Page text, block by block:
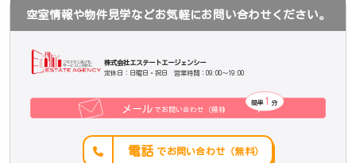
空室情報や物件見学などお気軽にお問い合わせください。
株式会社エステートエージェンシー
定休日：日曜日・祝日 営業時間：09:00～19:00
でお問い合わせ（無料）
メール
簡単 分
1
電話 でお問い合わせ（無料）